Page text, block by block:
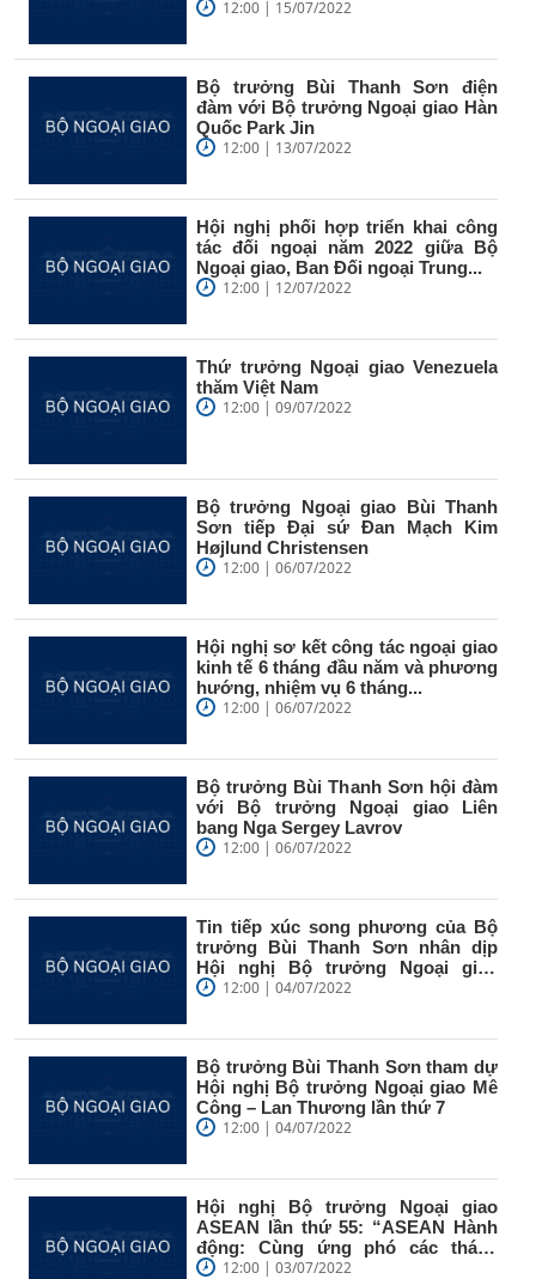
12:00 | 15/07/2022
Bộ trưởng Bùi Thanh Sơn điện
đàm với Bộ trưởng Ngoại giao Hàn
Quốc Park Jin
12:00 | 13/07/2022
Hội nghị phối hợp triển khai công
tác đối ngoại năm 2022 giữa Bộ
Ngoại giao, Ban Đối ngoại Trung...
12:00 | 12/07/2022
Thứ trưởng Ngoại giao Venezuela
thăm Việt Nam
12:00 | 09/07/2022
Bộ trưởng Ngoại giao Bùi Thanh
Sơn tiếp Đại sứ Đan Mạch Kim
Højlund Christensen
12:00 | 06/07/2022
Hội nghị sơ kết công tác ngoại giao
kinh tế 6 tháng đầu năm và phương
hướng, nhiệm vụ 6 tháng...
12:00 | 06/07/2022
Bộ trưởng Bùi Thanh Sơn hội đàm
với Bộ trưởng Ngoại giao Liên
bang Nga Sergey Lavrov
12:00 | 06/07/2022
Tin tiếp xúc song phương của Bộ
trưởng Bùi Thanh Sơn nhân dịp
Hội nghị Bộ trưởng Ngoại giao
hợp...12:00 | 04/07/2022
Bộ trưởng Bùi Thanh Sơn tham dự
Hội nghị Bộ trưởng Ngoại giao Mê
Công – Lan Thương lần thứ 7
12:00 | 04/07/2022
Hội nghị Bộ trưởng Ngoại giao
ASEAN lần thứ 55: “ASEAN Hành
động: Cùng ứng phó các thách
thức chung”
12:00 | 03/07/2022